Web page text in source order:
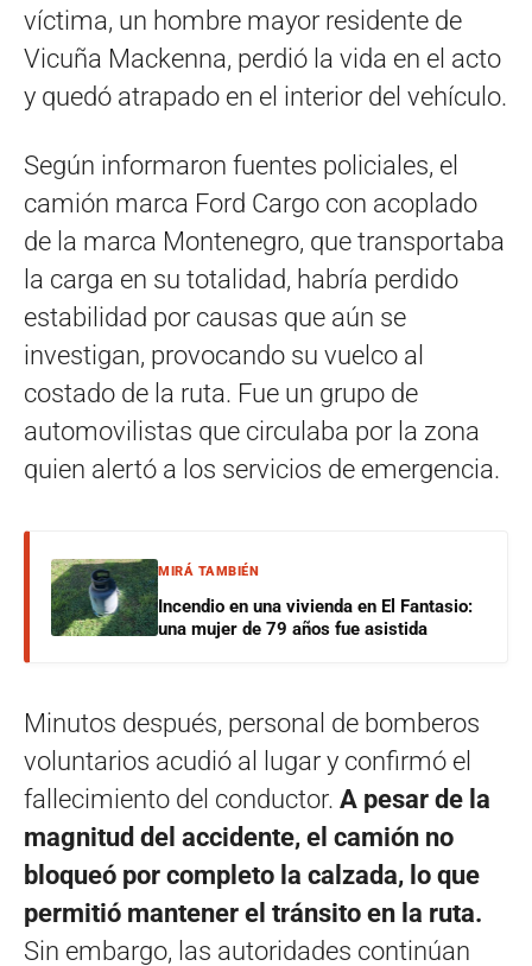
víctima, un hombre mayor residente de
Vicuña Mackenna, perdió la vida en el acto
y quedó atrapado en el interior del vehículo.
Según informaron fuentes policiales, el
camión marca Ford Cargo con acoplado
de la marca Montenegro, que transportaba
la carga en su totalidad, habría perdido
estabilidad por causas que aún se
investigan, provocando su vuelco al
costado de la ruta. Fue un grupo de
automovilistas que circulaba por la zona
quien alertó a los servicios de emergencia.
MIRÁ TAMBIÉN
Incendio en una vivienda en El Fantasio:
una mujer de 79 años fue asistida
Minutos después, personal de bomberos
voluntarios acudió al lugar y confirmó el
fallecimiento del conductor. A pesar de la
magnitud del accidente, el camión no
bloqueó por completo la calzada, lo que
permitió mantener el tránsito en la ruta.
Sin embargo, las autoridades continúan